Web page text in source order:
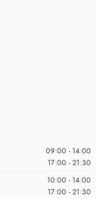
09:00 - 14:00
17:00 - 21:30
10:00 - 14:00
17:00 - 21:30